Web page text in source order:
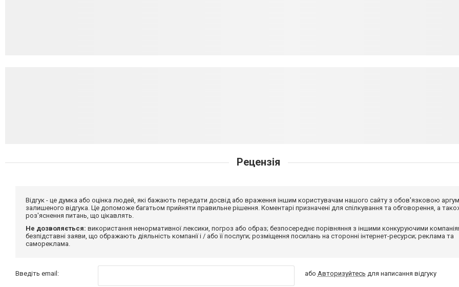
Рецензія
Відгук - це думка або оцінка людей, які бажають передати досвід або враження іншим користувачам нашого сайту з обов'язковою
залишеного відгука. Це допоможе багатьом прийняти правильне рішення. Коментарі призначені для спілкування та обговорення, а
роз'яснення питань, що цікавлять.
Не дозволяється: використання ненормативної лексики, погроз або образ; безпосереднє порівняння з іншими конкуруючими
безпідставні заяви, що ображають діяльність компанії і / або її послуги; розміщення посилань на сторонні інтернет-ресурси; реклама та
самореклама.
Введіть email: або Авторизуйтесь для написання відгуку